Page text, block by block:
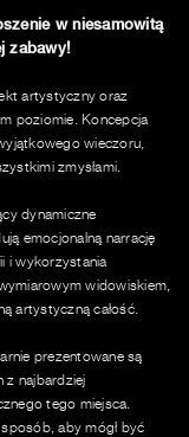
w niesamowitą
zabawy!
artystyczny oraz
poziomie. Koncepcja
wieczoru,
zmysłami.
dynamiczne
emocjonalną narrację
i wykorzystania
widowiskiem,
artystyczną całość.
prezentowane są
z najbardziej
tego miejsca.
aby mógł być